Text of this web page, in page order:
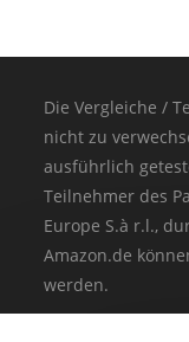
Die Vergleiche /
nicht zu
ausführlich
Teilnehmer des
Europe S.à r.l.,
Amazon.de
werden.